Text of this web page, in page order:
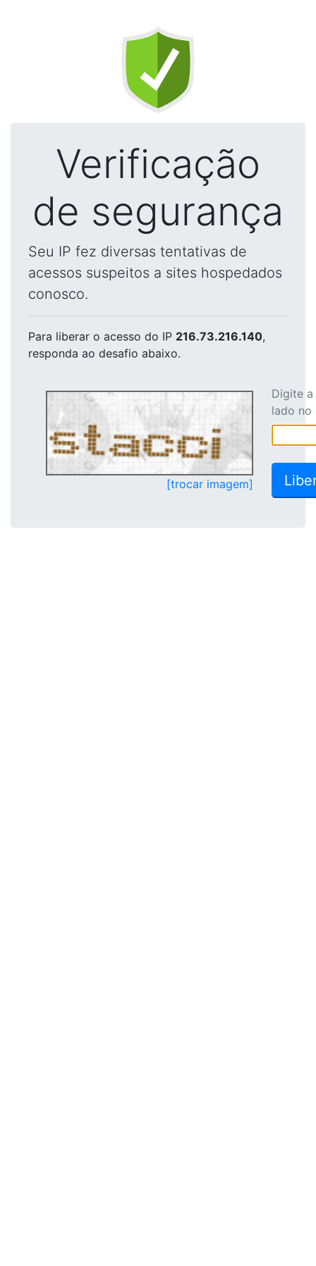
Verificação
de segurança
Seu IP fez diversas tentativas de
acessos suspeitos a sites hospedados
conosco.
Para liberar o acesso do IP 216.73.216.140,
responda ao desafio abaixo.
[trocar imagem]
Digite
lado no